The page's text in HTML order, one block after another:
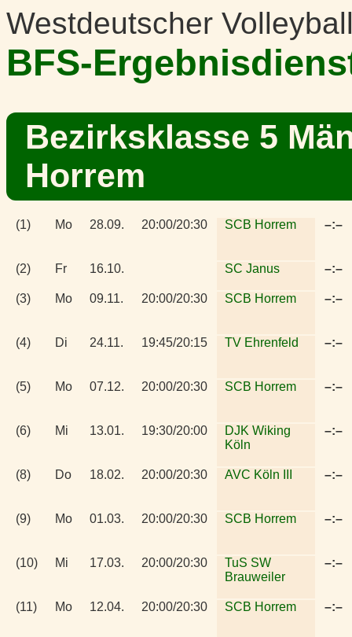
Westdeutscher
BFS-
Bezirksklasse 5
Horrem
(1) Mo 28.09. 20:00/20:30 SCB Horrem –:–
(2) Fr 16.10. SC Janus –:–
(3) Mo 09.11. 20:00/20:30 SCB Horrem –:–
(4) Di 24.11. 19:45/20:15 TV Ehrenfeld –:–
(5) Mo 07.12. 20:00/20:30 SCB Horrem –:–
(6) Mi 13.01. 19:30/20:00
DJK Wiking
Köln
–:–
(8) Do 18.02. 20:00/20:30 AVC Köln III –:–
(9) Mo 01.03. 20:00/20:30 SCB Horrem –:–
(10) Mi 17.03. 20:00/20:30
TuS SW
Brauweiler
–:–
(11) Mo 12.04. 20:00/20:30 SCB Horrem –:–